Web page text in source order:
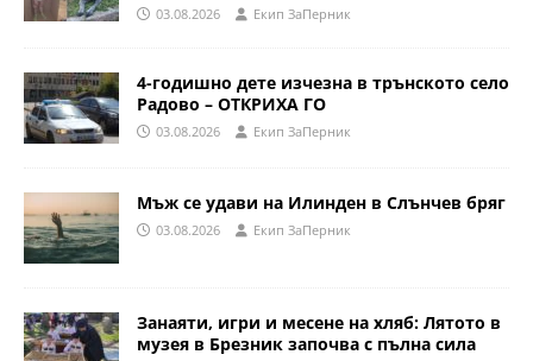
03.08.2026 Eкип ЗаПерник
4-годишно дете изчезна в трънското село
Радово – ОТКРИХА ГО
03.08.2026 Eкип ЗаПерник
Мъж се удави на Илинден в Слънчев бряг
03.08.2026 Eкип ЗаПерник
Занаяти, игри и месене на хляб: Лятото в
музея в Брезник започва с пълна сила